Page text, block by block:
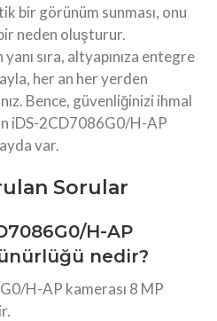
bir görünüm sunması, onu
neden oluşturur.
sıra, altyapınıza entegre
her an her yerden
Bence, güvenliğinizi ihmal
iDS-2CD7086G0/H-AP
var.
Sorular
H-AP
nedir?
H-AP kamerası 8 MP